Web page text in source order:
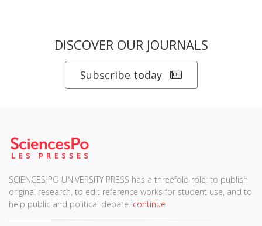
DISCOVER OUR JOURNALS
Subscribe today
SCIENCES PO UNIVERSITY PRESS has a threefold role: to publish
original research, to edit reference works for student use, and to
help public and political debate. continue